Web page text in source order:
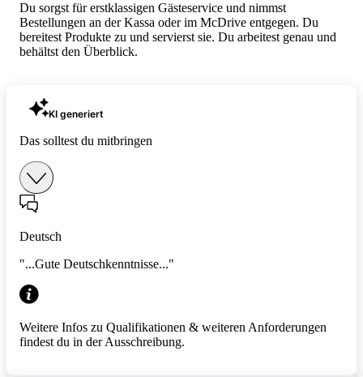
Du sorgst für erstklassigen Gästeservice und nimmst
Bestellungen an der Kassa oder im McDrive entgegen. Du
bereitest Produkte zu und servierst sie. Du arbeitest genau und
behältst den Überblick.
KI generiert
Das solltest du mitbringen
Deutsch
"...Gute Deutschkenntnisse..."
Weitere Infos zu Qualifikationen & weiteren Anforderungen
findest du in der Ausschreibung.